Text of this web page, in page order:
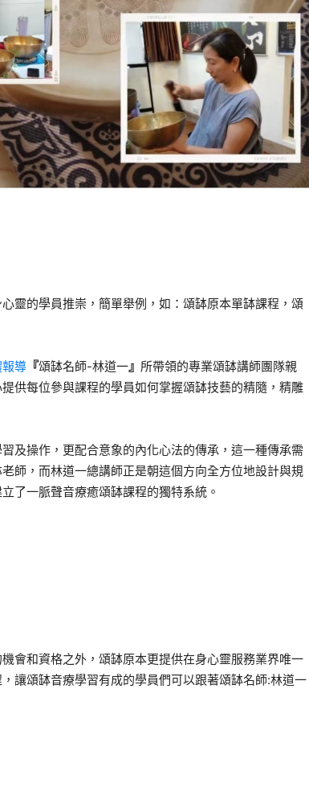
靈的學員推崇，簡單舉例，如：頌缽原本單缽課程，頌
導 『頌缽名師-林道一』 所帶領的專業頌缽講師團隊親
供每位參與課程的學員如何掌握頌缽技藝的精隨，精雕
及操作，更配合意象的內化心法的傳承，這一種傳承需
師，而林道一總講師正是朝這個方向全方位地設計與規
了一脈聲音療癒頌缽課程的獨特系統。
會和資格之外，頌缽原本更提供在身心靈服務業界唯一
讓頌缽音療學習有成的學員們可以跟著頌缽名師:林道一